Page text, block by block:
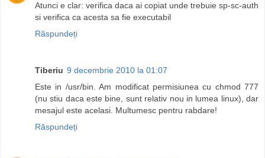
Atunci e clar: verifica daca ai copiat unde trebuie sp-sc-auth
si verifica ca acesta sa fie executabil
Răspundeți
Tiberiu 9 decembrie 2010 la 01:07
Este in /usr/bin. Am modificat permisiunea cu chmod 777
(nu stiu daca este bine, sunt relativ nou in lumea linux), dar
mesajul este acelasi. Multumesc pentru rabdare!
Răspundeți